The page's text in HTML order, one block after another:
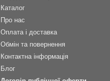
Каталог
Про нас
Оплата і доставка
Обмін та повернення
Контактна інформація
Блог